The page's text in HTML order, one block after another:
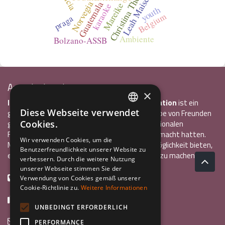
GuatemalaMareike
Norvegia youth
Ambiente
Belgium
Bolzano-ASSB
karaoke
praga
Associazione Inco
InCo – Verein für Interkulturelle Kommunikationist ein
gemeinnütziger Verein, der 2004 von einer Gruppe von Freunden
gegründet wurde, die alle bereits einen internationalen
Freiwilligendienst oder ein Auslandsstudium gemacht hatten.
Mit InCo wollten sie anderen Jugendlichen die Möglichkeit bieten,
eine ähnlich bereichernde Erfahrung im Ausland zu machen.
+39 0461 984355
info@incoweb.org
ITALIAN
GERMAN
×
Diese Webseite verwendet
Cookies.
Wir verwenden Cookies, um die
Benutzerfreundlichkeit unserer Website zu
verbessern. Durch die weitere Nutzung
unserer Webseite stimmen Sie der
Verwendung von Cookies gemäß unserer
Cookie-Richtlinie zu. Weitere Informationen
UNBEDINGT ERFORDERLICH
PERFORMANCE